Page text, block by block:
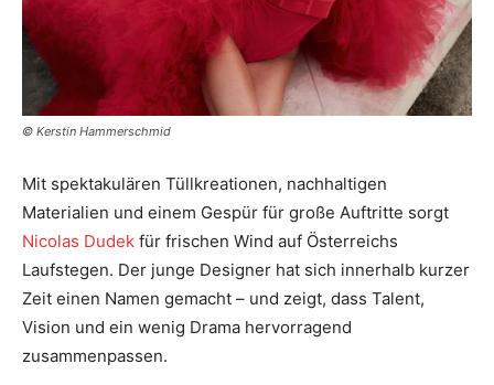
© Kerstin Hammerschmid
Mit spektakulären Tüllkreationen, nachhaltigen
Materialien und einem Gespür für große Auftritte sorgt
Nicolas Dudek für frischen Wind auf Österreichs
Laufstegen. Der junge Designer hat sich innerhalb kurzer
Zeit einen Namen gemacht – und zeigt, dass Talent,
Vision und ein wenig Drama hervorragend
zusammenpassen.